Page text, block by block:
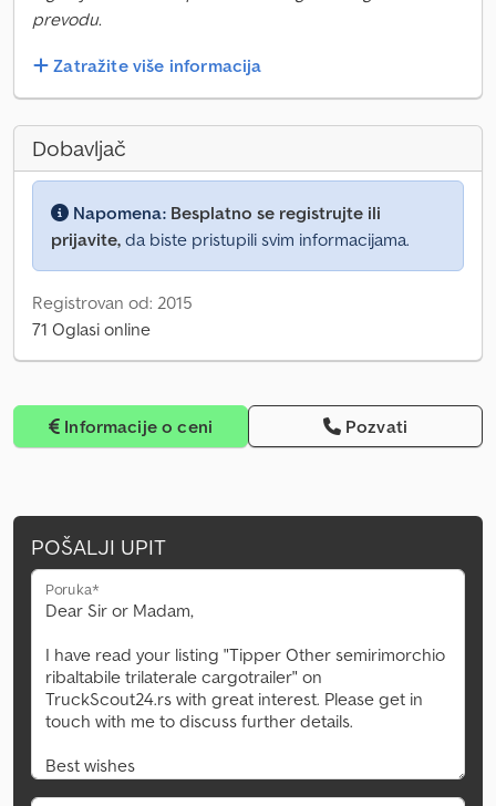
prevodu.
Zatražite više informacija
Dobavljač
Napomena: Besplatno se registrujte ili
prijavite, da biste pristupili svim informacijama.
Registrovan od: 2015
71 Oglasi online
Informacije o ceni Pozvati
POŠALJI UPIT
Poruka*